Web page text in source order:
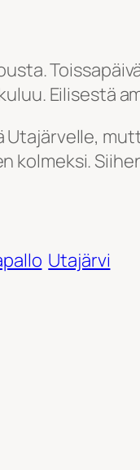
Eilisestä
kolmeksi.
Utajärvi